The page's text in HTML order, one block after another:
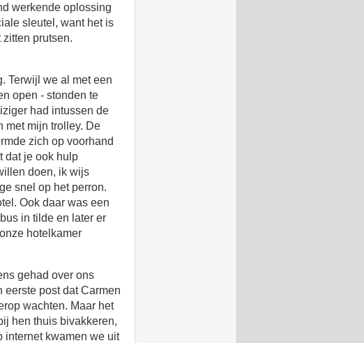
werkende oplossing
sleutel, want het is
prutsen.
Terwijl we al met een
open - stonden te
had intussen de
met mijn trolley. De
zich op voorhand
dat je ook hulp
doen, ik wijs
snel op het perron.
Ook daar was een
in tilde en later er
hotelkamer
gehad over ons
eerste post dat Carmen
wachten. Maar het
hen thuis bivakkeren,
internet kwamen we uit